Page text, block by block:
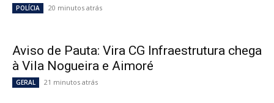
POLÍCIA 20 minutos atrás
Aviso de Pauta: Vira CG Infraestrutura chega
à Vila Nogueira e Aimoré
GERAL 21 minutos atrás